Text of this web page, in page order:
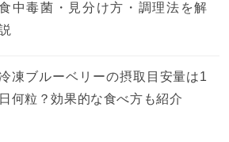
中毒菌・見分け方・調理法を解
凍ブルーベリーの摂取目安量は1
日何粒？効果的な食べ方も紹介